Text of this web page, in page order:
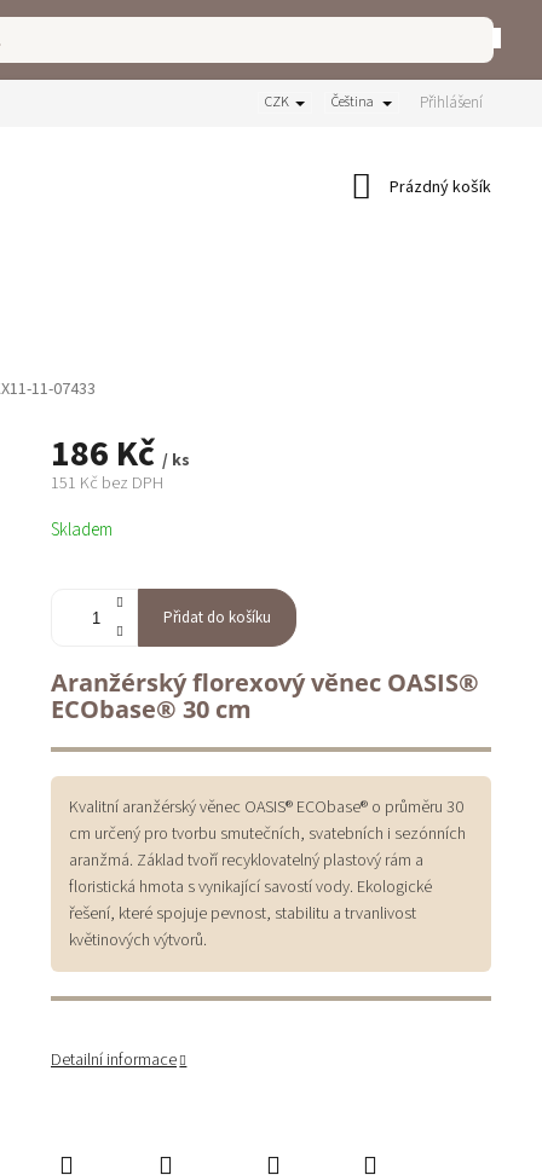
CZK Čeština Přihlášení
Nákupní
Prázdný košík
11-07433
186 Kč / ks
151 Kč bez DPH
Měrná
cena:
Skladem
Přidat do košíku
Aranžérský florexový věnec OASIS®
ECObase® 30 cm
Kvalitní aranžérský věnec OASIS® ECObase® o průměru 30
cm určený pro tvorbu smutečních, svatebních i sezónních
aranžmá. Základ tvoří recyklovatelný plastový rám a
floristická hmota s vynikající savostí vody. Ekologické
řešení, které spojuje pevnost, stabilitu a trvanlivost
květinových výtvorů.
Detailní informace